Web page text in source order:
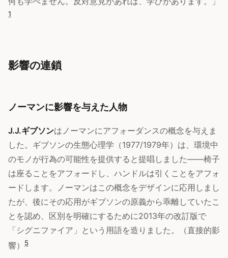
1
影響の連鎖
ノーマンに影響を与えた人物
J.J.ギブソンはノーマンにアフォーダンスの概念を与えま
した。ギブソンの生態心理学（1977/1979年）は、環境中
のモノが行為の可能性を提供すると提唱しました——椅子
は座ることをアフォードし、ハンドルは引くことをアフォ
ードします。ノーマンはこの概念をデザインに応用しまし
たが、後にその応用がギブソンの原義から乖離していたこ
とを認め、区別を明確にするために2013年の改訂版で
「シグニファイア」という用語を造りました。（直接的影
響）
5